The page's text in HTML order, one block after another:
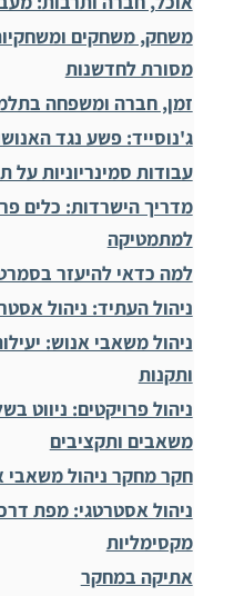
משחק, משחקים
מסורת לחדשנות
זמן, חברה ומשפחה
ג'נוסייד: פשע נגד
עבודות סמינריוניות על
מדריך הישרדות: כלים
למתמטיקה
למה כדאי להיעזר
ניהול העתיד: ניהול
ניהול משאבי אנוש:
ותקנות
ניהול פרויקטים: ניווט
משאבים ותקציבים
חקר מחקר ניהול משאבי
ניהול אסטרטגי: מפת
מקסימליות
אתיקה במחקר